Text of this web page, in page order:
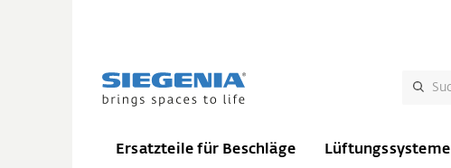
Ersatzteile für Beschläge Lüftungssysteme